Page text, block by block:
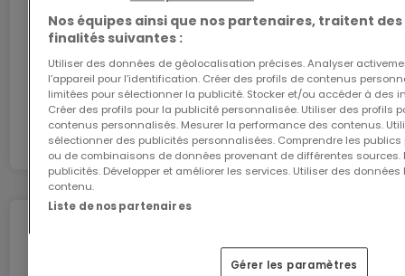
l’enregistrement.
Pour plus d’informations, contactez-nous au +352
31 61 350 ou sur info@creahaus.lu
www.creahaus.lu
J’y vais
En partenariat avec
Déménagez en toute
Nos équipes ainsi que nos partenaires, traitent
finalités suivantes :
Utiliser des données de géolocalisation précises. Analyser
l’appareil pour l’identification. Créer des profils de contenus
limitées pour sélectionner la publicité. Stocker et/ou accéder à des
Créer des profils pour la publicité personnalisée. Utiliser des profils
contenus personnalisés. Mesurer la performance des contenus.
sélectionner des publicités personnalisées. Comprendre les
ou de combinaisons de données provenant de différentes sources.
publicités. Développer et améliorer les services. Utiliser des
contenu.
Liste de nos partenaires
Gérer les paramètres